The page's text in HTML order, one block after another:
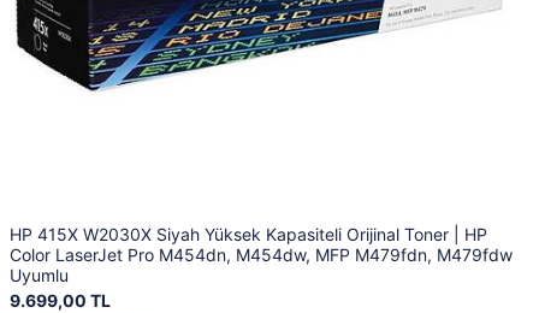
HP 415X W2030X Siyah Yüksek Kapasiteli Orijinal Toner | HP
Color LaserJet Pro M454dn, M454dw, MFP M479fdn, M479fdw
Uyumlu
9.699,00 TL